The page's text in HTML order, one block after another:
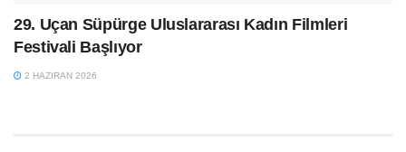
29. Uçan Süpürge Uluslararası Kadın Filmleri
Festivali Başlıyor
2 HAZIRAN 2026